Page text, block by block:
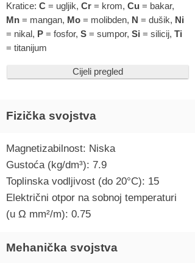
Kratice: C = ugljik, Cr = krom, Cu = bakar,
Mn = mangan, Mo = molibden, N = dušik, Ni
= nikal, P = fosfor, S = sumpor, Si = silicij, Ti
= titanijum
Cijeli pregled
Fizička svojstva
Magnetizabilnost: Niska
Gustoća (kg/dm³): 7.9
Toplinska vodljivost (do 20°C): 15
Električni otpor na sobnoj temperaturi
(u Ω mm²/m): 0.75
Mehanička svojstva